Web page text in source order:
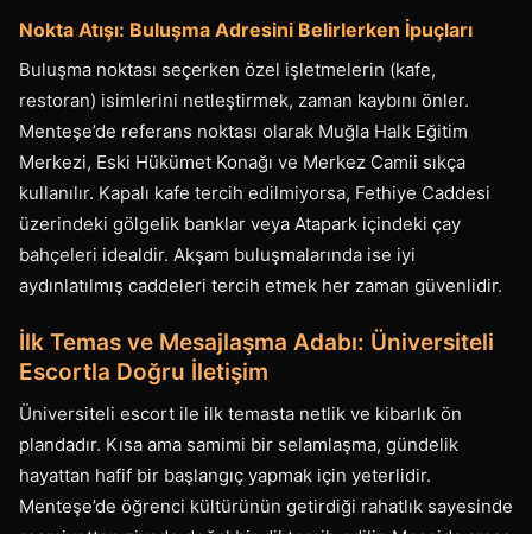
Nokta Atışı: Buluşma Adresini Belirlerken İpuçları
Buluşma noktası seçerken özel işletmelerin (kafe,
restoran) isimlerini netleştirmek, zaman kaybını önler.
Menteşe’de referans noktası olarak Muğla Halk Eğitim
Merkezi, Eski Hükümet Konağı ve Merkez Camii sıkça
kullanılır. Kapalı kafe tercih edilmiyorsa, Fethiye Caddesi
üzerindeki gölgelik banklar veya Atapark içindeki çay
bahçeleri idealdir. Akşam buluşmalarında ise iyi
aydınlatılmış caddeleri tercih etmek her zaman güvenlidir.
İlk Temas ve Mesajlaşma Adabı: Üniversiteli
Escortla Doğru İletişim
Üniversiteli escort ile ilk temasta netlik ve kibarlık ön
plandadır. Kısa ama samimi bir selamlaşma, gündelik
hayattan hafif bir başlangıç yapmak için yeterlidir.
Menteşe’de öğrenci kültürünün getirdiği rahatlık sayesinde